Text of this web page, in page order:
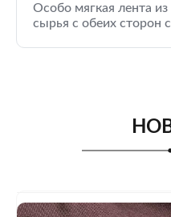
Особо мягкая лента
сырья с обеих сторон